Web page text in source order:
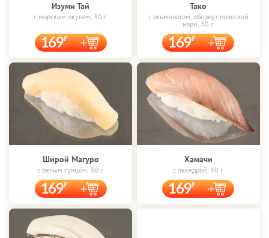
Изуми Тай
с морским окунем, 30 г.
169
Тако
с осьминогом, обёрнут полоской
нори, 30 г.
169
Широй Магуро
с белым тунцом, 30 г.
169
Хамачи
с лакедрой, 30 г.
169